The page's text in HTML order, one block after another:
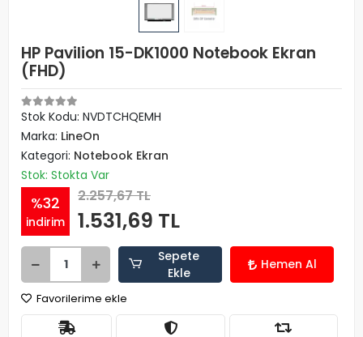
HP Pavilion 15-DK1000 Notebook Ekran
(FHD)
Stok Kodu: NVDTCHQEMH
Marka: LineOn
Kategori: Notebook Ekran
Stok: Stokta Var
%32
indirim
2.257,67 TL
1.531,69 TL
Sepete
Ekle
Hemen Al
Favorilerime ekle